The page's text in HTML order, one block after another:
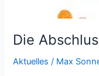
Die
Aktuelles / Max